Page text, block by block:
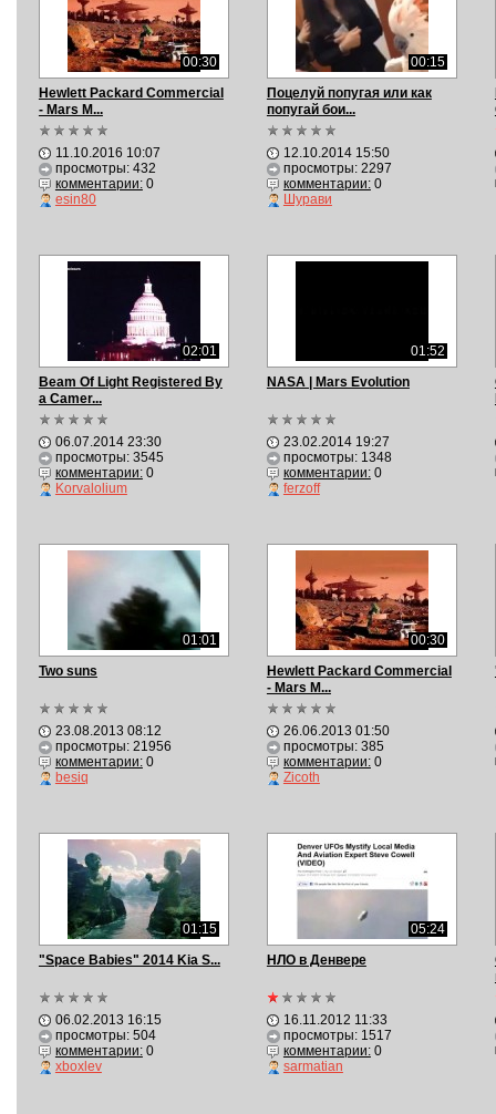
00:30
Hewlett Packard Commercial
- Mars M...
11.10.2016 10:07
просмотры: 432
комментарии:0
esin80
00:15
Поцелуй попугая или как
попугай бои...
12.10.2014 15:50
просмотры: 2297
комментарии:0
Шypaви
02:01
Beam Of Light Registered By
a Camer...
06.07.2014 23:30
просмотры: 3545
комментарии:0
Korvalolium
01:52
NASA | Mars Evolution
23.02.2014 19:27
просмотры: 1348
комментарии:0
ferzoff
01:01
Two suns
23.08.2013 08:12
просмотры: 21956
комментарии:0
besiq
00:30
Hewlett Packard Commercial
- Mars M...
26.06.2013 01:50
просмотры: 385
комментарии:0
Zicoth
01:15
"Space Babies" 2014 Kia S...
06.02.2013 16:15
просмотры: 504
комментарии:0
xboxlev
05:24
НЛО в Денвере
16.11.2012 11:33
просмотры: 1517
комментарии:0
sarmatian